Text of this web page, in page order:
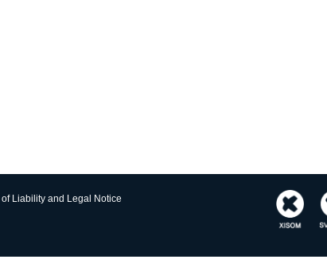
of Liability and Legal Notice